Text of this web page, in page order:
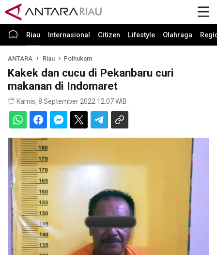
Riau Internasional Citizen Lifestyle Olahraga
ANTARA Riau Polhukam
Kakek dan cucu di Pekanbaru curi
makanan di Indomaret
Kamis, 8 September 2022 12:07 WIB